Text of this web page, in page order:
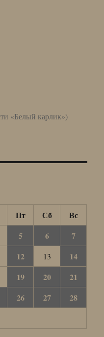
«Белый карлик»)
Пт Сб
Вс
5 6
7
12 13
14
19 20
21
26 27
28